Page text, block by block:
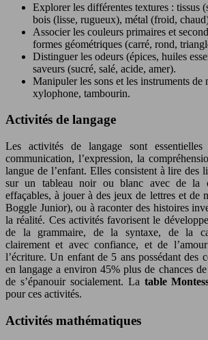
Explorer les différentes textures : tissus
bois (lisse, rugueux), métal (froid,
Associer les couleurs primaires et
formes géométriques (carré, rond,
Distinguer les odeurs (épices, huiles
saveurs (sucré, salé, acide, amer).
Manipuler les sons et les instruments de
xylophone, tambourin.
Activités de langage
Les activités de langage sont
communication, l’expression, la
langue de l’enfant. Elles consistent à lire des
sur un tableau noir ou blanc avec de la
effaçables, à jouer à des jeux de lettres et de
Boggle Junior), ou à raconter des histoires
la réalité. Ces activités favorisent le
de la grammaire, de la syntaxe, de la
clairement et avec confiance, et de
l’écriture. Un enfant de 5 ans possédant des
en langage a environ 45% plus de chances
de s’épanouir socialement. La table
pour ces activités.
Activités mathématiques